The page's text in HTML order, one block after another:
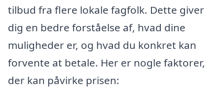
tilbud fra flere lokale fagfolk. Dette giver
dig en bedre forståelse af, hvad dine
muligheder er, og hvad du konkret kan
forvente at betale. Her er nogle faktorer,
der kan påvirke prisen: